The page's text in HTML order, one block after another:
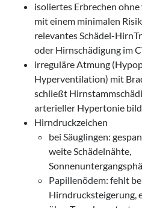
isoliertes Erbrechen
mit einem minimalen
relevantes Schädel-
oder Hirnschädigung im
irreguläre Atmung
Hyperventilation) mit
schließt
arterieller Hypertonie
Hirndruckzeichen
bei Säuglingen:
weite Schädelnähte,
Papillenödem: fehlt
Hirndrucksteigerung,